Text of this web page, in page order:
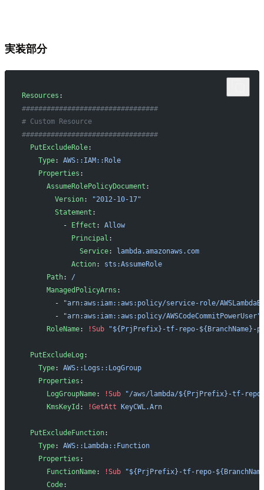
実装部分
Resources :
#################################
# Custom Resource
#################################
  PutExcludeRole
:
    Type
: AWS::IAM::Role
    Properties
:
      AssumeRolePolicyDocument
:
        Version
:
"2012-10-17"
        Statement
:
          -
Effect : Allow
            Principal
:
              Service
:
lambda.amazonaws.com
            Action
: sts:AssumeRole
      Path
: /
      ManagedPolicyArns
:
        -
"arn:aws:iam::aws:policy/service-role/
        -
"arn:aws:iam::aws:policy/AWSCodeCommitPowerUser"
      RoleName
: !Sub "${PrjPrefix}-tf-repo-${BranchName}-
  PutExcludeLog
:
    Type
: AWS::Logs::LogGroup
    Properties
:
      LogGroupName
: !Sub "/aws/lambda/${PrjPrefix}-tf-repo-
      KmsKeyId
: !GetAtt KeyCWL.Arn
  PutExcludeFunction
:
    Type
: AWS::Lambda::Function
    Properties
:
      FunctionName
: !Sub "${PrjPrefix}-tf-repo-
      Code
: